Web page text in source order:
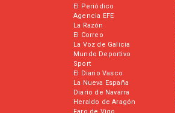
El Periódico
Agencia EFE
La Razón
El Correo
La Voz de Galicia
Mundo Deportivo
Sport
El Diario Vasco
La Nueva España
Diario de Navarra
Heraldo de Aragón
Faro de Vigo